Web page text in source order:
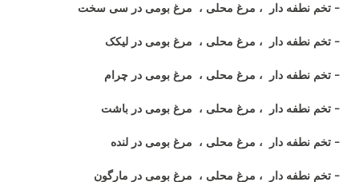
- تخم نطفه دار ، مرغ محلی ، مرغ بومی در سی سخت
- تخم نطفه دار ، مرغ محلی ، مرغ بومی در لیکک
- تخم نطفه دار ، مرغ محلی ، مرغ بومی در چرام
- تخم نطفه دار ، مرغ محلی ، مرغ بومی در باشت
- تخم نطفه دار ، مرغ محلی ، مرغ بومی در لنده
- تخم نطفه دار ، مرغ محلی ، مرغ بومی در مارگون